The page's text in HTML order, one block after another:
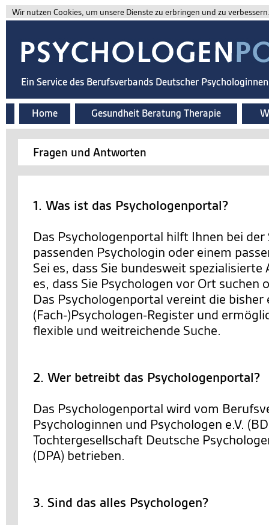
Wir nutzen Cookies, um unsere Dienste zu erbringen und zu
Ein Service des Berufsverbands Deutscher
Home Gesundheit Beratung Therapie
Fragen und Antworten
1. Was ist das Psychologenportal?
Das Psychologenportal hilft Ihnen bei der
passenden Psychologin oder einem
Sei es, dass Sie bundesweit spezialisierte
es, dass Sie Psychologen vor Ort suchen
Das Psychologenportal vereint die bisher
(Fach-)Psychologen-Register und
flexible und weitreichende Suche.
2. Wer betreibt das Psychologenportal?
Das Psychologenportal wird vom
Psychologinnen und Psychologen e.V.
Tochtergesellschaft Deutsche
(DPA) betrieben.
3. Sind das alles Psychologen?